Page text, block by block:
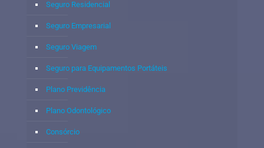
Seguro Residencial
Seguro Empresarial
Seguro Viagem
Seguro para Equipamentos Portáteis
Plano Previdência
Plano Odontológico
Consórcio